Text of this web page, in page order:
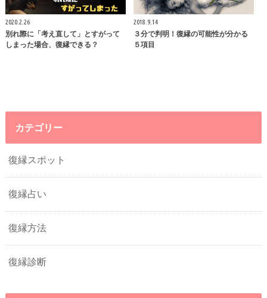
2020.2.26
別れ際に「考え直して」とすがって
しまった場合、復縁できる？
2018.9.14
３分で判明！復縁の可能性が分かる
５項目
カテゴリー
復縁スポット
復縁占い
復縁方法
復縁診断